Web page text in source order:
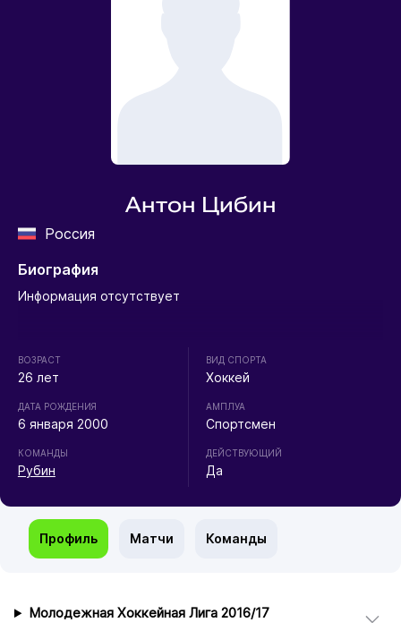
Антон Цибин
Россия
Биография
Информация отсутствует
ВОЗРАСТ
26 лет
ДАТА РОЖДЕНИЯ
6 января 2000
КОМАНДЫ
Рубин
ВИД СПОРТА
Хоккей
АМПЛУА
Спортсмен
ДЕЙСТВУЮЩИЙ
Да
Профиль Матчи Команды
Молодежная Хоккейная Лига 2016/17